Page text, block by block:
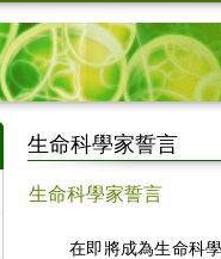
生命科學家誓言
生命科學家誓言
在即將成為生命科學